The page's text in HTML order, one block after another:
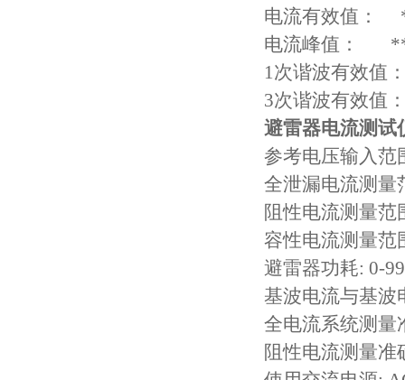
电流有效值：
电流峰值：
1次谐波有效值
3次谐波有效值
避雷器电流测试
参考电压输入范
全泄漏电流测量
阻性电流测量范
容性电流测量范
避雷器功耗: 0-
基波电流与基波
全电流系统测量
阻性电流测量准